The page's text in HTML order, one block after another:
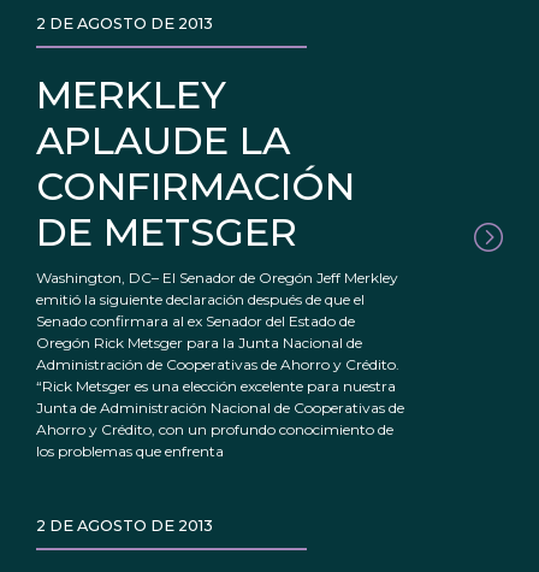
MERKLEY
APLAUDE LA
CONFIRMACIÓN
DE METSGER
2 DE AGOSTO DE 2013
Washington, DC– El Senador de Oregón Jeff Merkley
emitió la siguiente declaración después de que el
Senado confirmara al ex Senador del Estado de
Oregón Rick Metsger para la Junta Nacional de
Administración de Cooperativas de Ahorro y Crédito.
“Rick Metsger es una elección excelente para nuestra
Junta de Administración Nacional de Cooperativas de
Ahorro y Crédito, con un profundo conocimiento de
los problemas que enfrenta
2 DE AGOSTO DE 2013